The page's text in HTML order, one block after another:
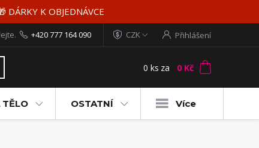
DÁRKY K OBJEDNÁVCE
CZK Přihlášení
+420 777 164 090
0 ks za 0 Kč
TĚLO OSTATNÍ Více